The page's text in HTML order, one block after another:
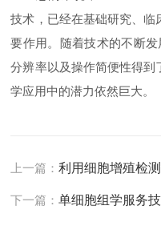
技术，已经在基础研究、临
要作用。随着技术的不断发
分辨率以及操作简便性得到
学应用中的潜力依然巨大。
上一篇：利用细胞增殖检
下一篇：单细胞组学服务